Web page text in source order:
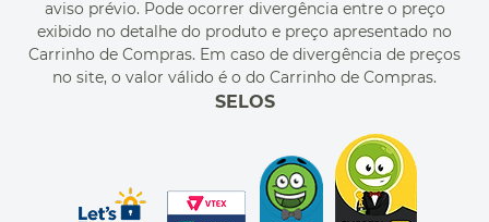
MEU PEDIDO
CUPONS DE DESCONTO
aviso prévio. Pode ocorrer divergência entre o preço
exibido no detalhe do produto e preço apresentado no
Carrinho de Compras. Em caso de divergência de preços
no site, o valor válido é o do Carrinho de Compras.
SELOS